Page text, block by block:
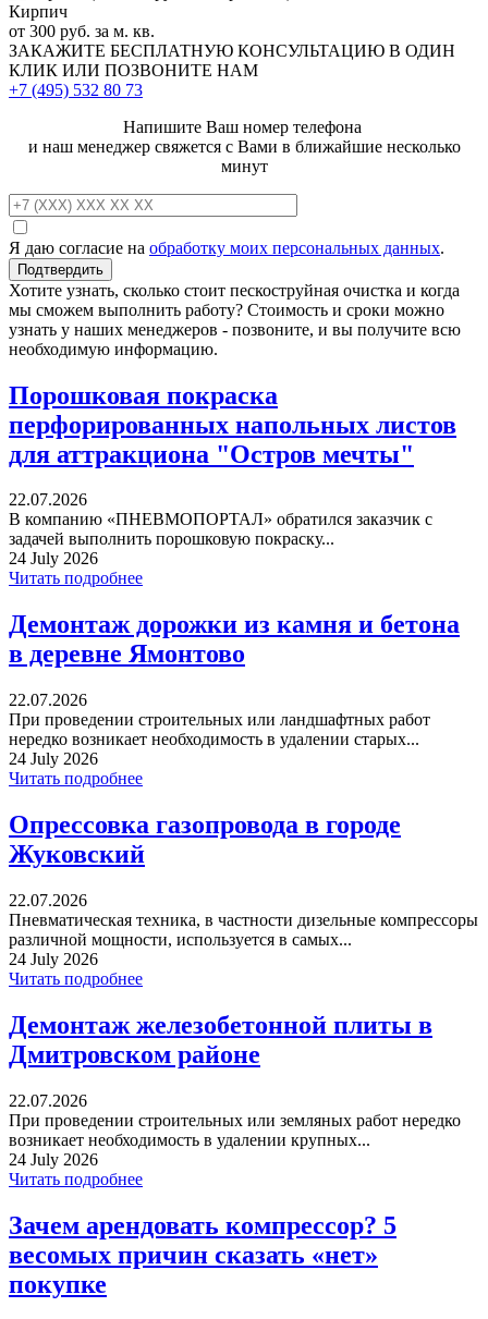
Кирпич
от 300 руб. за м. кв.
ЗАКАЖИТЕ БЕСПЛАТНУЮ КОНСУЛЬТАЦИЮ В ОДИН
КЛИК ИЛИ ПОЗВОНИТЕ НАМ
+7 (495) 532 80 73
Напишите Ваш номер телефона
и наш менеджер свяжется с Вами в ближайшие несколько
минут
Я даю согласие на обработку моих персональных данных.
Хотите узнать, сколько стоит пескоструйная очистка и когда
мы сможем выполнить работу? Стоимость и сроки можно
узнать у наших менеджеров - позвоните, и вы получите всю
необходимую информацию.
Порошковая покраска
перфорированных напольных листов
для аттракциона "Остров мечты"
22.07.2026
В компанию «ПНЕВМОПОРТАЛ» обратился заказчик с
задачей выполнить порошковую покраску...
24 July 2026
Читать подробнее
Демонтаж дорожки из камня и бетона
в деревне Ямонтово
22.07.2026
При проведении строительных или ландшафтных работ
нередко возникает необходимость в удалении старых...
24 July 2026
Читать подробнее
Опрессовка газопровода в городе
Жуковский
22.07.2026
Пневматическая техника, в частности дизельные компрессоры
различной мощности, используется в самых...
24 July 2026
Читать подробнее
Демонтаж железобетонной плиты в
Дмитровском районе
22.07.2026
При проведении строительных или земляных работ нередко
возникает необходимость в удалении крупных...
24 July 2026
Читать подробнее
Зачем арендовать компрессор? 5
весомых причин сказать «нет»
покупке